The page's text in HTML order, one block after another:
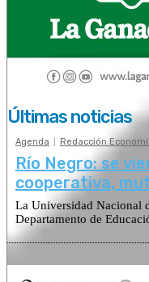
Últimas noticias
Agenda Redacción
Río Negro: se
cooperativa,
La Universidad Nacional
Departamento de